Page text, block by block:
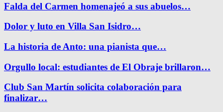
Falda del Carmen homenajeó a sus abuelos…
Dolor y luto en Villa San Isidro…
La historia de Anto: una pianista que…
Orgullo local: estudiantes de El Obraje brillaron…
Club San Martín solicita colaboración para
finalizar…